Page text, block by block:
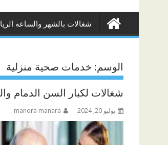
شغالات بالشهر والساعه
الوسم: خدمات صحية منزلية
شغالات لكبار السن الدمام والخبر
يوليو 20, 2024 manora manara